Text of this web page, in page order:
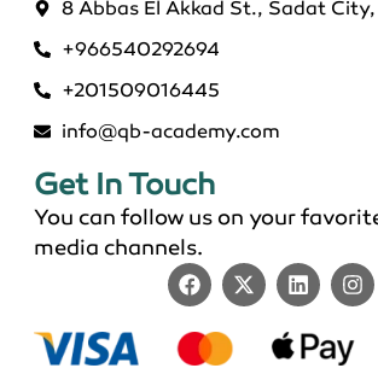
عن بعد معتمد في السعودية 2026
8 Abbas El Akkad St., Sadat
+966540292694
+201509016445
info@qb-academy.com
Get In Touch
You can follow us on your
media channels.